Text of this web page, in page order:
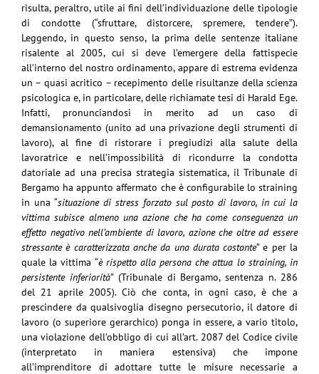
risulta, peraltro, utile ai fini dell’individuazione delle tipologie
di condotte (“sfruttare, distorcere, spremere, tendere”).
Leggendo, in questo senso, la prima delle sentenze italiane
risalente al 2005, cui si deve l’emergere della fattispecie
all’interno del nostro ordinamento, appare di estrema evidenza
un – quasi acritico – recepimento delle risultanze della scienza
psicologica e, in particolare, delle richiamate tesi di Harald Ege.
Infatti, pronunciandosi in merito ad un caso di
demansionamento (unito ad una privazione degli strumenti di
lavoro), al fine di ristorare i pregiudizi alla salute della
lavoratrice e nell’impossibilità di ricondurre la condotta
datoriale ad una precisa strategia sistematica, il Tribunale di
Bergamo ha appunto affermato che è configurabile lo straining
in una “situazione di stress forzato sul posto di lavoro, in cui la
vittima subisce almeno una azione che ha come conseguenza un
effetto negativo nell’ambiente di lavoro, azione che oltre ad essere
stressante è caratterizzata anche da una durata costante” e per la
quale la vittima “è rispetto alla persona che attua lo straining, in
persistente inferiorità” (Tribunale di Bergamo, sentenza n. 286
del 21 aprile 2005). Ciò che conta, in ogni caso, è che a
prescindere da qualsivoglia disegno persecutorio, il datore di
lavoro (o superiore gerarchico) ponga in essere, a vario titolo,
una violazione dell’obbligo di cui all’art. 2087 del Codice civile
(interpretato in maniera estensiva) che impone
all’imprenditore di adottare tutte le misure necessarie a